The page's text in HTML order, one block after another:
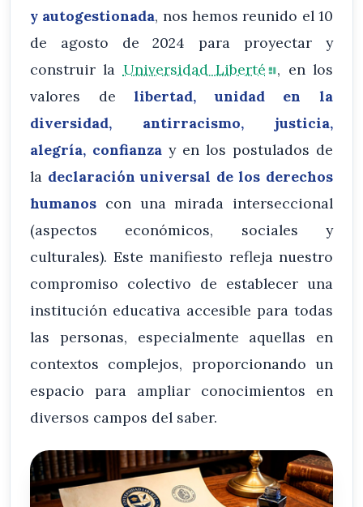
y autogestionada, nos hemos reunido el 10
de agosto de 2024 para proyectar y
construir la Universidad Liberté
, en los
valores delibertad, unidad en la
diversidad, antirracismo, justicia,
alegría, confianza y en los postulados de
la declaración universal de los derechos
humanos con una mirada interseccional
(aspectos económicos, sociales y
culturales). Este manifiesto refleja nuestro
compromiso colectivo de establecer una
institución educativa accesible para todas
las personas, especialmente aquellas en
contextos complejos, proporcionando un
espacio para ampliar conocimientos en
diversos campos del saber.